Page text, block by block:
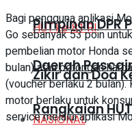
Zikir dan Doa
Rangkaian
Pimpinan DPR
Daerah
NASIONAL
Bagi pengguna aplikasi
Go sebanyak 53 poin
pembelian motor Honda
bulan) atau potongan
(voucher berlaku 2
motor berlaku untuk
service melalui aplikasi